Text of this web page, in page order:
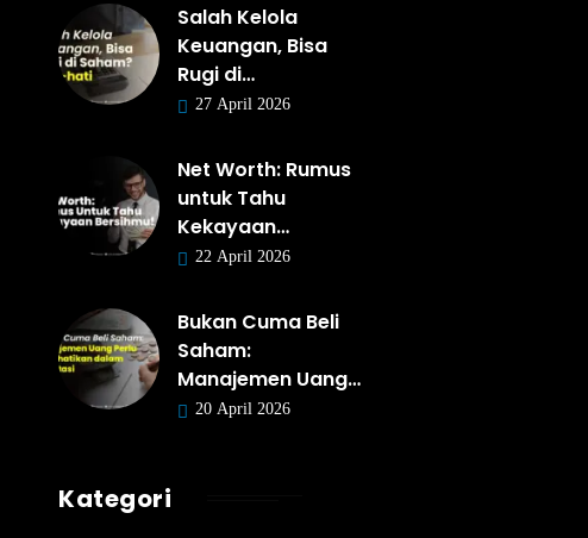
Salah Kelola
Keuangan, Bisa
Rugi di…
27 April 2026
Net Worth: Rumus
untuk Tahu
Kekayaan…
22 April 2026
Bukan Cuma Beli
Saham:
Manajemen Uang…
20 April 2026
Kategori